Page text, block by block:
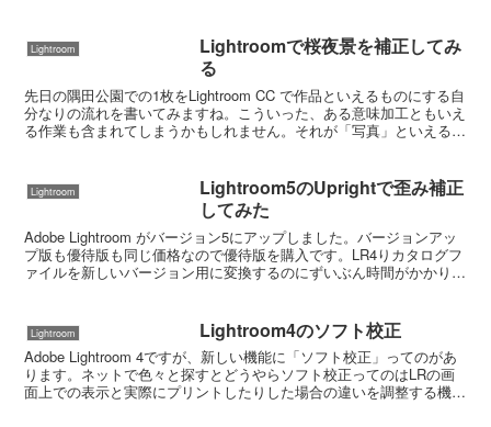
Lightroom
Lightroomで桜夜景を補正してみ
る
先日の隅田公園での1枚をLightroom CC で作品といえるものにする自
分なりの流れを書いてみますね。こういった、ある意味加工ともいえ
る作業も含まれてしまうかもしれません。それが「写真」といえるか
Lightroom
Lightroom5のUprightで歪み補正
してみた
Adobe Lightroom がバージョン5にアップしました。バージョンアッ
プ版も優待版も同じ価格なので優待版を購入です。LR4りカタログフ
ァイルを新しいバージョン用に変換するのにずいぶん時間がかかりま
Lightroom Lightroom4のソフト校正
Adobe Lightroom 4ですが、新しい機能に「ソフト校正」ってのがあ
ります。ネットで色々と探すとどうやらソフト校正ってのはLRの画
面上での表示と実際にプリントしたりした場合の違いを調整する機能